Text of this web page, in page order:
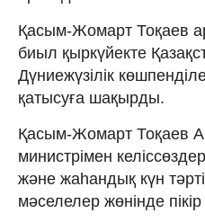
Қасым-Жомарт Тоқаев
биыл қыркүйекте
Дүниежүзілік
қатысуға шақырды.
Қасым-Жомарт Тоқаев
министрімен
және жаһандық күн
мәселелер жөнінде